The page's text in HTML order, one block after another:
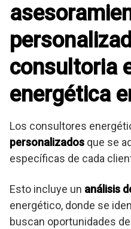
consultoria
energética
Los consultores
personalizados que se
específicas de cada
Esto incluye un análisis
energético, donde se
buscan oportunidades